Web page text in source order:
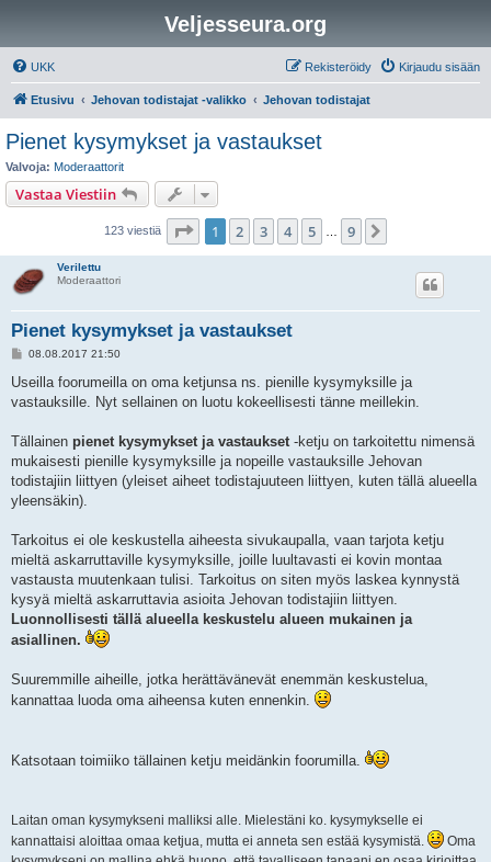
Veljesseura.org
UKK Kirjaudu sisään
Rekisteröidy
Etusivu Jehovan todistajat -valikko Jehovan todistajat
Pienet kysymykset ja vastaukset
Valvoja: Moderaattorit
Vastaa Viestiin
123 viestiä Sivu /9
1 2 3 4 5 9
Verilettu
Moderaattori
Pienet kysymykset ja vastaukset
V
e
t
08.08.2017 21:50
Useilla foorumeilla on oma ketjunsa ns. pienille kysymyksille ja
vastauksille. Nyt sellainen on luotu kokeellisesti tänne meillekin.
Tällainen pienet kysymykset ja vastaukset -ketju on tarkoitettu nimensä
mukaisesti pienille kysymyksille ja nopeille vastauksille Jehovan
todistajiin liittyen (yleiset aiheet todistajuuteen liittyen, kuten tällä alueella
yleensäkin).
Tarkoitus ei ole keskustella aiheesta sivukaupalla, vaan tarjota ketju
mieltä askarruttaville kysymyksille, joille luultavasti ei kovin montaa
vastausta muutenkaan tulisi. Tarkoitus on siten myös laskea kynnystä
kysyä mieltä askarruttavia asioita Jehovan todistajiin liittyen.
Luonnollisesti tällä alueella keskustelu alueen mukainen ja
asiallinen.
Suuremmille aiheille, jotka herättävänevät enemmän keskustelua,
kannattaa luoda oma aiheensa kuten ennenkin.
Katsotaan toimiiko tällainen ketju meidänkin foorumilla.
Laitan oman kysymykseni malliksi alle. Mielestäni ko. kysymykselle ei
kannattaisi aloittaa omaa ketjua, mutta ei anneta sen estää kysymistä.
Oma